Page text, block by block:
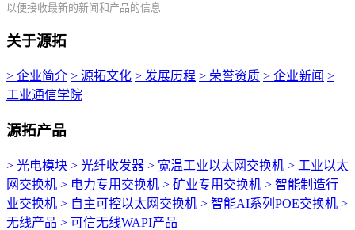
以便接收最新的新闻和产品的信息
关于源拓
> 企业简介 > 源拓文化 > 发展历程 > 荣誉资质 > 企业新闻 >
工业通信学院
源拓产品
> 光电模块 > 光纤收发器 > 宽温工业以太网交换机 > 工业以太
网交换机 > 电力专用交换机 > 矿业专用交换机 > 智能制造行
业交换机 > 自主可控以太网交换机 > 智能AI系列POE交换机 >
无线产品 > 可信无线WAPI产品